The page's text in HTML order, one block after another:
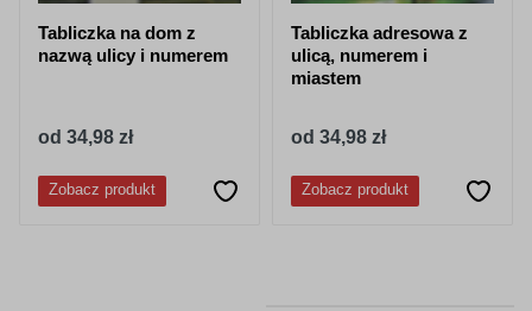
Tabliczka na dom z
nazwą ulicy i numerem
od 34,98 zł
Zobacz produkt
Tabliczka adresowa z
ulicą, numerem i
miastem
od 34,98 zł
Zobacz produkt